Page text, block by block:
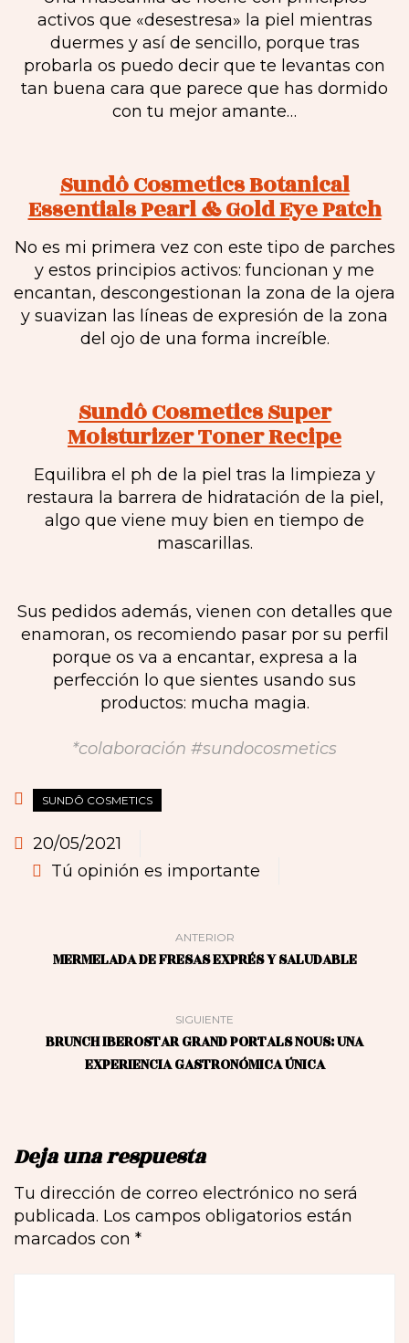
activos que «desestresa» la piel mientras
duermes y así de sencillo, porque tras
probarla os puedo decir que te levantas con
tan buena cara que parece que has dormido
con tu mejor amante…
Sundô Cosmetics Botanical
Essentials Pearl & Gold Eye Patch
No es mi primera vez con este tipo de parches
y estos principios activos: funcionan y me
encantan, descongestionan la zona de la ojera
y suavizan las líneas de expresión de la zona
del ojo de una forma increíble.
Sundô Cosmetics Super
Moisturizer Toner Recipe
Equilibra el ph de la piel tras la limpieza y
restaura la barrera de hidratación de la piel,
algo que viene muy bien en tiempo de
mascarillas.
Sus pedidos además, vienen con detalles que
enamoran, os recomiendo pasar por su perfil
porque os va a encantar, expresa a la
perfección lo que sientes usando sus
productos: mucha magia.
*colaboración #sundocosmetics
SUNDÔ COSMETICS
20/05/2021
Tú opinión es importante
ANTERIOR
MERMELADA DE FRESAS EXPRÉS Y SALUDABLE
SIGUIENTE
BRUNCH IBEROSTAR GRAND PORTALS NOUS: UNA
EXPERIENCIA GASTRONÓMICA ÚNICA
Deja una respuesta
Tu dirección de correo electrónico no será
publicada. Los campos obligatorios están
marcados con *